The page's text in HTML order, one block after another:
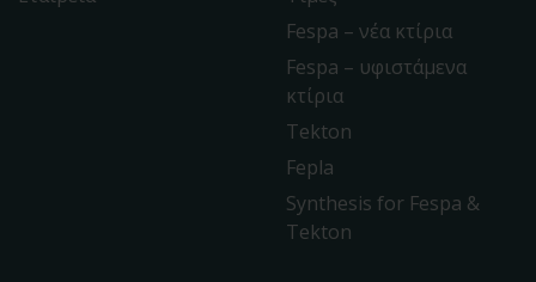
Fespa – νέα κτίρια
Fespa – υφιστάμενα
κτίρια
Tekton
Fepla
Synthesis for Fespa &
Tekton